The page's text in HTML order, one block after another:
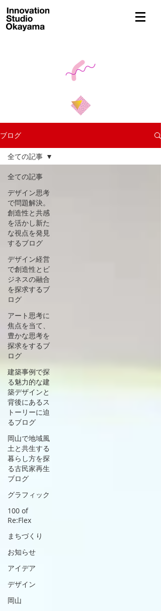
ブログ
全ての記事
デザイン思考
で問題解決。
創造性と共感
を活かし新た
な視点を発見
するブログ
デザイン経営
で創造性とビ
ジネスの融合
を探求するブ
ログ
アート思考に
焦点を当て、
豊かな思考を
探求をするブ
ログ
建築事例で探
る魅力的な建
築デザインと
背後にあるス
トーリーに迫
るブログ
岡山で地域風
土と共生する
暮らし方を探
る古民家再生
ブログ
グラフィック
100 of
Re:Flex
まちづくり
お知らせ
アイデア
デザイン
岡山
全ての記事